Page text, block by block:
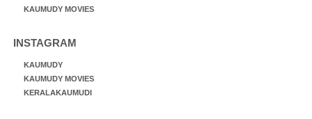
KAUMUDY MOVIES
INSTAGRAM
KAUMUDY
KAUMUDY MOVIES
KERALAKAUMUDI